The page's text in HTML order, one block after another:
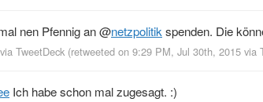
nen Pfennig an@netzpolitik spenden. Die
via TweetDeck (retweeted on 9:29 PM, Jul 30th, 2015 via
Ich habe schon mal zugesagt. :)